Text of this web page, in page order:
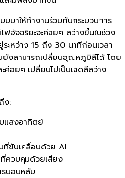
มาให้ทำงานร่วมกับกระบวนการ
อัจฉริยะจะค่อยๆ สว่างขึ้นในช่วง
ะหว่าง 15 ถึง 30 นาทีก่อนเวลา
ยังสามารถเปลี่ยนอุณหภูมิสีได้ โดย
ค่อยๆ เปลี่ยนไปเป็นเฉดสีสว่าง
ง:
แสงอาทิตย์
ที่ขับเคลื่อนด้วย AI
ควบคุมด้วยเสียง
นอนหลับ